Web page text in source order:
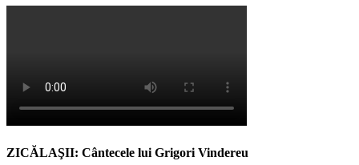
ZICĂLAŞII: Cântecele lui Grigori Vindereu